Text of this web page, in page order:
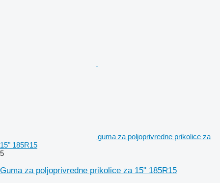
guma za poljoprivredne prikolice za
15" 185R15
5
Guma za poljoprivredne prikolice za 15" 185R15